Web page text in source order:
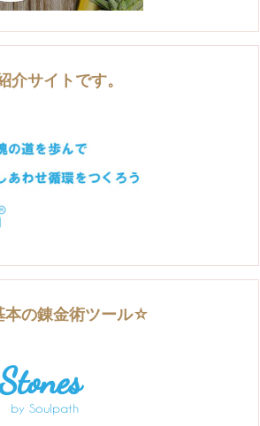
サイトです。
本の錬金術ツール☆